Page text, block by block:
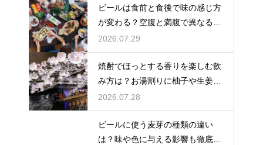
ビールは食前と食後で味の感じ方
が変わる？空腹と満腹で異なる味
覚の感じ方を解説
2026.07.29
焼酎でほっとする香りを楽しむ飲
み方は？お湯割りに柚子や生姜を
加えてリラックス効果を実感
2026.07.28
ビールに使う麦芽の種類の違い
は？味や色に与える影響も徹底解